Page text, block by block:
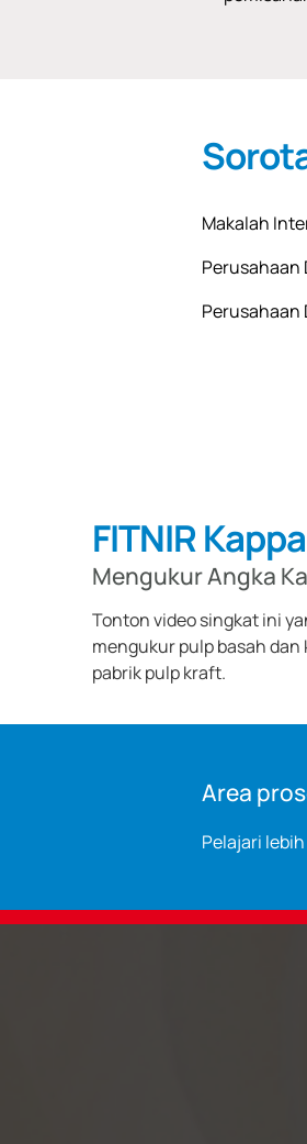
Makalah
Perusahaan
Perusahaan
FITNIR Kappa
Mengukur Angka
Tonton video singkat ini
mengukur pulp basah
pabrik pulp kraft.
Area
Pelajari